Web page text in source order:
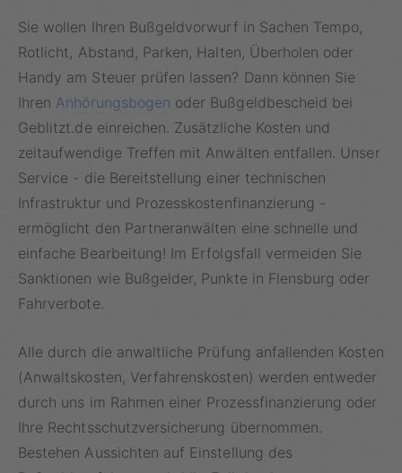
Sie wollen Ihren Bußgeldvorwurf in Sachen Tempo,
Rotlicht, Abstand, Parken, Halten, Überholen oder
Handy am Steuer prüfen lassen? Dann können Sie
Ihren Anhörungsbogen oder Bußgeldbescheid bei
Geblitzt.de einreichen. Zusätzliche Kosten und
zeitaufwendige Treffen mit Anwälten entfallen. Unser
Service - die Bereitstellung einer technischen
Infrastruktur und Prozesskostenfinanzierung -
ermöglicht den Partneranwälten eine schnelle und
einfache Bearbeitung! Im Erfolgsfall vermeiden Sie
Sanktionen wie Bußgelder, Punkte in Flensburg oder
Fahrverbote.
Alle durch die anwaltliche Prüfung anfallenden Kosten
(Anwaltskosten, Verfahrenskosten) werden entweder
durch uns im Rahmen einer Prozessfinanzierung oder
Ihre Rechtsschutzversicherung übernommen.
Bestehen Aussichten auf Einstellung des